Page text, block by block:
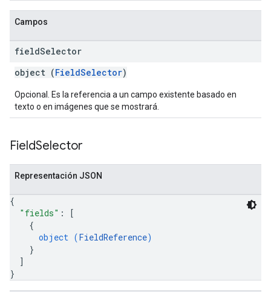
Campos
fieldSelector
object (FieldSelector)
Opcional. Es la referencia a un campo existente basado en
texto o en imágenes que se mostrará.
FieldSelector
Representación JSON
{
"fields" :
[
{
object (FieldReference)
}
]
}